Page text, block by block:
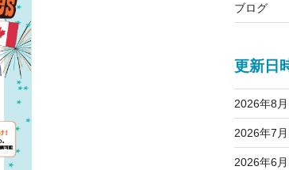
ブログ
更新日
2026年8月
2026年7月
2026年6月